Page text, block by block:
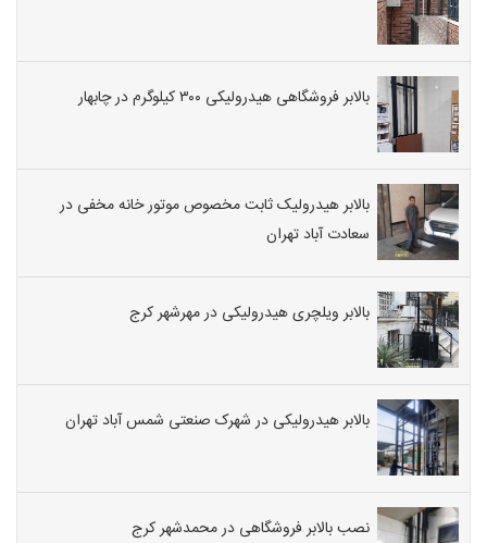
بالابر فروشگاهی هیدرولیکی ۳۰۰ کیلوگرم در چابهار
بالابر هیدرولیک ثابت مخصوص موتور خانه مخفی در
سعادت آباد تهران
بالابر ویلچری هیدرولیکی در مهرشهر کرج
بالابر هیدرولیکی در شهرک صنعتی شمس آباد تهران
نصب بالابر فروشگاهی در محمدشهر کرج